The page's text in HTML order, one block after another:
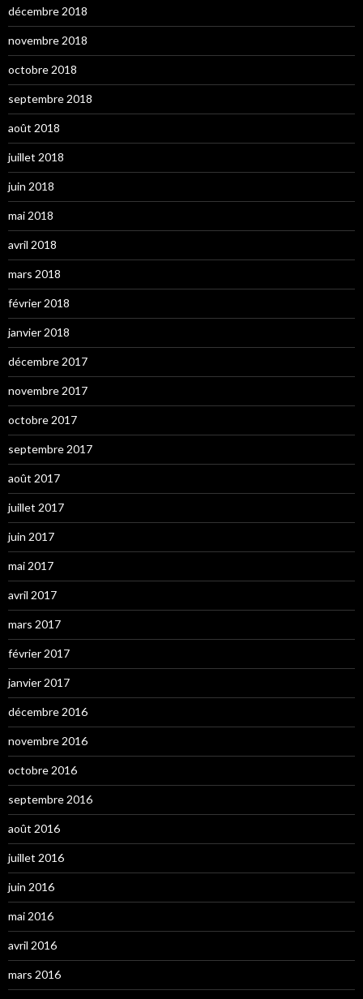
décembre 2018
novembre 2018
octobre 2018
septembre 2018
août 2018
juillet 2018
juin 2018
mai 2018
avril 2018
mars 2018
février 2018
janvier 2018
décembre 2017
novembre 2017
octobre 2017
septembre 2017
août 2017
juillet 2017
juin 2017
mai 2017
avril 2017
mars 2017
février 2017
janvier 2017
décembre 2016
novembre 2016
octobre 2016
septembre 2016
août 2016
juillet 2016
juin 2016
mai 2016
avril 2016
mars 2016